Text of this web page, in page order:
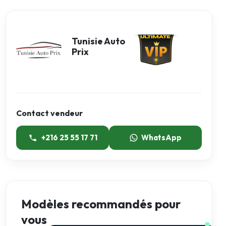
Tunisie Auto
Prix
Contact vendeur
+216 25 55 17 71 WhatsApp
Modèles recommandés pour
vous